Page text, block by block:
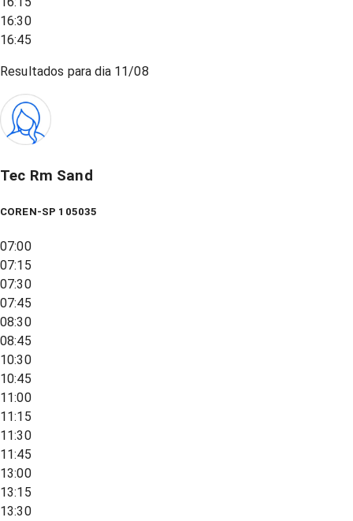
16:30
16:45
Resultados para dia 11/08
Tec Rm Sand
COREN-SP 105035
07:00
07:15
07:30
07:45
08:30
08:45
10:30
10:45
11:00
11:15
11:30
11:45
13:00
13:15
13:30